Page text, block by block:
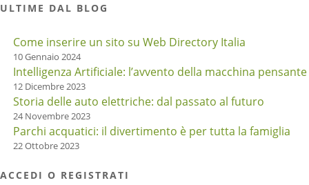
ULTIME DAL BLOG
Come inserire un sito su Web Directory Italia
10 Gennaio 2024
Intelligenza Artificiale: l’avvento della macchina pensante
12 Dicembre 2023
Storia delle auto elettriche: dal passato al futuro
24 Novembre 2023
Parchi acquatici: il divertimento è per tutta la famiglia
22 Ottobre 2023
ACCEDI O REGISTRATI